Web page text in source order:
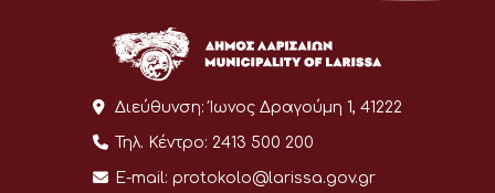
Διεύθυνση: Ίωνος Δραγούμη 1, 41222
Τηλ. Κέντρο: 2413 500 200
E-mail: protokolo@larissa.gov.gr